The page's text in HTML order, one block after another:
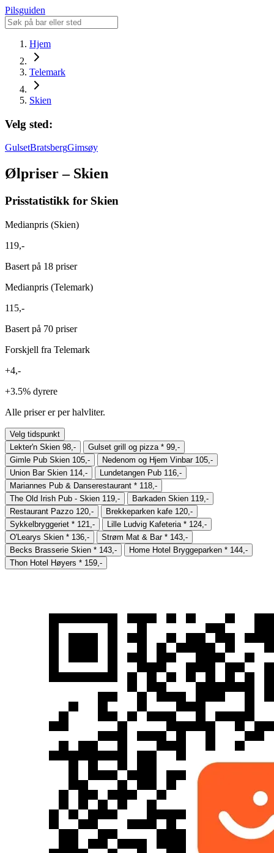
Pilsguiden
Hjem
Telemark
Skien
Velg sted:
GulsetBratsbergGimsøy
Ølpriser – Skien
Prisstatistikk for Skien
Medianpris (Skien)
119,-
Basert på 18 priser
Medianpris (Telemark)
115,-
Basert på 70 priser
Forskjell fra Telemark
+4,-
+3.5% dyrere
Alle priser er per halvliter.
Velg tidspunkt
Lekter'n Skien 98,- Gulset grill og pizza * 99,-
Gimle Pub Skien 105,- Nedenom og Hjem Vinbar 105,-
Union Bar Skien 114,- Lundetangen Pub 116,-
Mariannes Pub & Danserestaurant * 118,-
The Old Irish Pub - Skien 119,- Barkaden Skien 119,-
Restaurant Pazzo 120,- Brekkeparken kafe 120,-
Sykkelbryggeriet * 121,- Lille Ludvig Kafeteria * 124,-
O'Learys Skien * 136,- Strøm Mat & Bar * 143,-
Becks Brasserie Skien * 143,- Home Hotel Bryggeparken * 144,-
Thon Hotel Høyers * 159,-